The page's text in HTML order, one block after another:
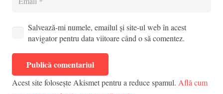
Salvează-mi numele, emailul și site-ul web în acest
navigator pentru data viitoare când o să comentez.
Publică comentariul
Acest site folosește Akismet pentru a reduce spamul. Află cum